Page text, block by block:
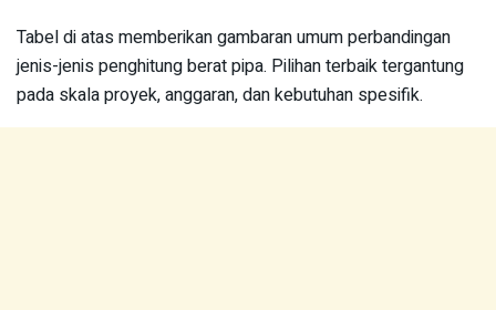
Tabel di atas memberikan gambaran umum perbandingan
jenis-jenis penghitung berat pipa. Pilihan terbaik tergantung
pada skala proyek, anggaran, dan kebutuhan spesifik.